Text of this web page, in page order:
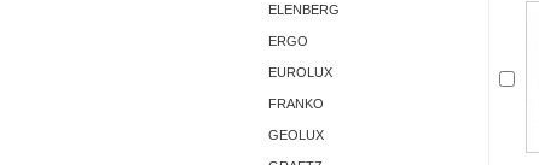
ELENBERG
ERGO
EUROLUX
FRANKO
GEOLUX